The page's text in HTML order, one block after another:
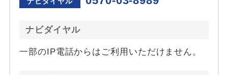
ナビダイヤル
一部のIP電話からはご利用いただけません。